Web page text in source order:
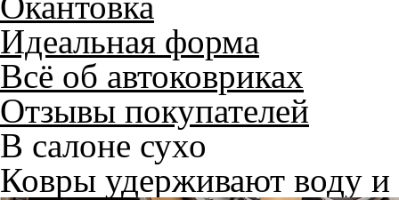
Идеальная форма
Всё об автоковриках
Отзывы покупателей
В салоне сухо
Ковры удерживают воду и